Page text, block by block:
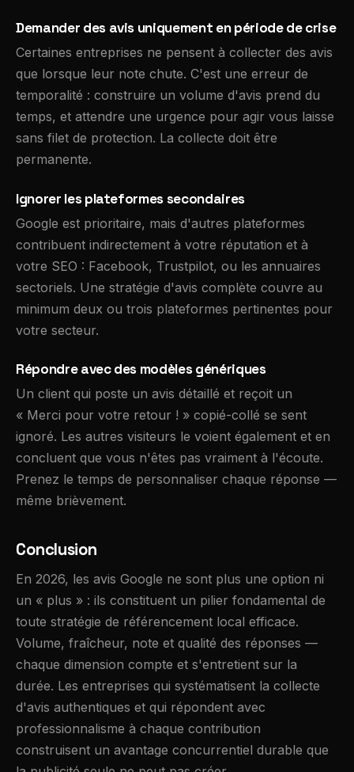
Demander des avis uniquement en période de crise
Certaines entreprises ne pensent à collecter des avis
que lorsque leur note chute. C'est une erreur de
temporalité : construire un volume d'avis prend du
temps, et attendre une urgence pour agir vous laisse
sans filet de protection. La collecte doit être
permanente.
Ignorer les plateformes secondaires
Google est prioritaire, mais d'autres plateformes
contribuent indirectement à votre réputation et à
votre SEO : Facebook, Trustpilot, ou les annuaires
sectoriels. Une stratégie d'avis complète couvre au
minimum deux ou trois plateformes pertinentes pour
votre secteur.
Répondre avec des modèles génériques
Un client qui poste un avis détaillé et reçoit un
« Merci pour votre retour ! » copié-collé se sent
ignoré. Les autres visiteurs le voient également et en
concluent que vous n'êtes pas vraiment à l'écoute.
Prenez le temps de personnaliser chaque réponse —
même brièvement.
Conclusion
En 2026, les avis Google ne sont plus une option ni
un « plus » : ils constituent un pilier fondamental de
toute stratégie de référencement local efficace.
Volume, fraîcheur, note et qualité des réponses —
chaque dimension compte et s'entretient sur la
durée. Les entreprises qui systématisent la collecte
d'avis authentiques et qui répondent avec
professionnalisme à chaque contribution
construisent un avantage concurrentiel durable que